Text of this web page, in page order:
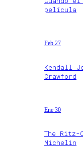
película
Feb 27
Kendall
Crawford
Ene 30
The Ritz-
Michelin